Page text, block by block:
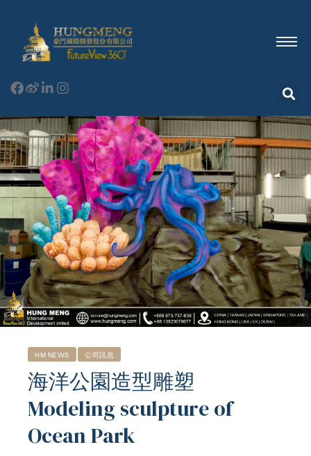
HM NEWS 公司訊息
海洋公園造型雕塑
Modeling sculpture of
Ocean Park